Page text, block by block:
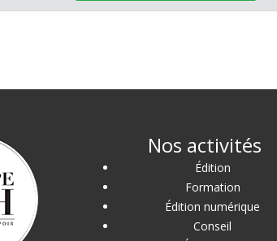
Nos activités
Édition
Formation
Édition numérique
Conseil